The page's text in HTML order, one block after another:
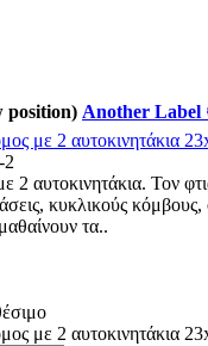
position) Another Label
με 2 αυτοκινητάκια
2
2 αυτοκινητάκια. Τον
κυκλικούς κόμβους,
τα..
με 2 αυτοκινητάκια